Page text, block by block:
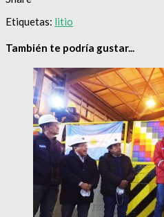
Etiquetas: litio
También te podría gustar...